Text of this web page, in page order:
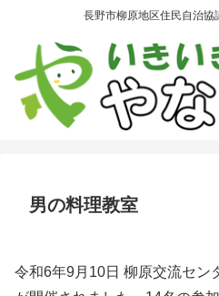
長野市柳原地区住民自治協
男の料理教室
令和6年9月10日 柳原交流セン